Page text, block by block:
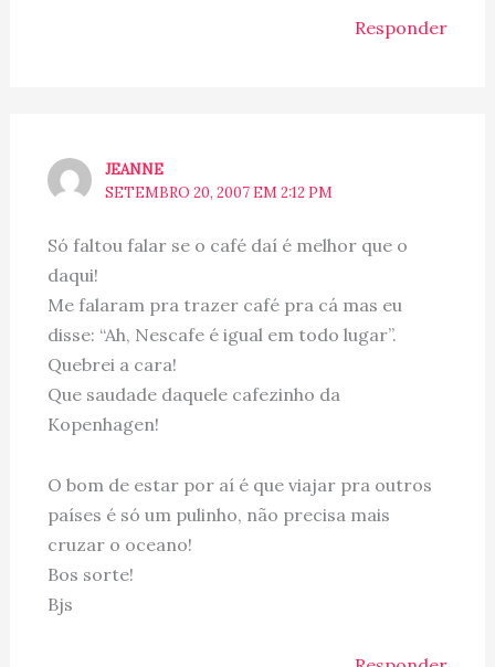
Responder
JEANNE
SETEMBRO 20, 2007 EM 2:12 PM
Só faltou falar se o café daí é melhor que o
daqui!
Me falaram pra trazer café pra cá mas eu
disse: “Ah, Nescafe é igual em todo lugar”.
Quebrei a cara!
Que saudade daquele cafezinho da
Kopenhagen!
O bom de estar por aí é que viajar pra outros
países é só um pulinho, não precisa mais
cruzar o oceano!
Bos sorte!
Bjs